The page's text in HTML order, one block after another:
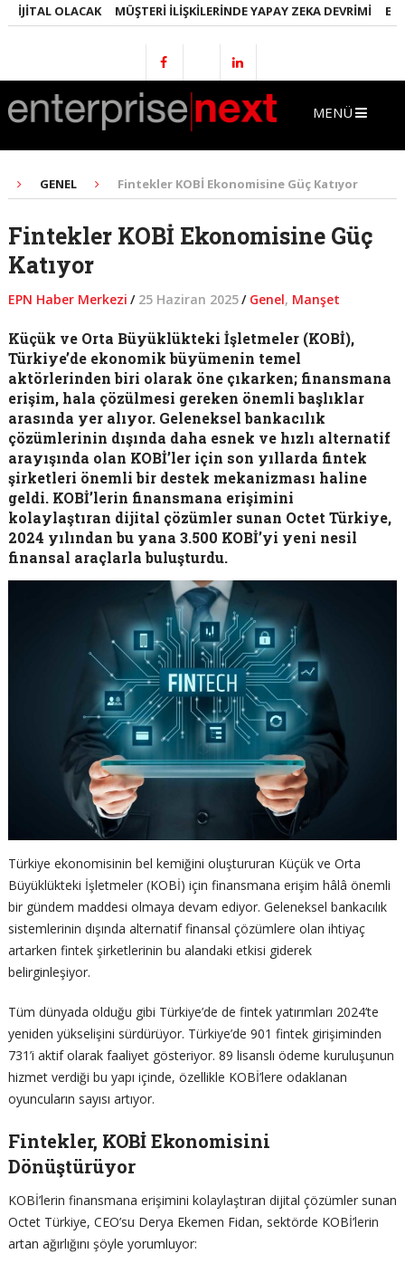
OLACAK MÜŞTERI İLIŞKILERINDE YAPAY ZEKA DEVRIMI
MENÜ
GENEL Fintekler KOBİ Ekonomisine Güç Katıyor
Fintekler KOBİ Ekonomisine Güç
Katıyor
EPN Haber Merkezi / 25 Haziran 2025/ Genel, Manşet
Küçük ve Orta Büyüklükteki İşletmeler (KOBİ),
Türkiye’de ekonomik büyümenin temel
aktörlerinden biri olarak öne çıkarken; finansmana
erişim, hala çözülmesi gereken önemli başlıklar
arasında yer alıyor. Geleneksel bankacılık
çözümlerinin dışında daha esnek ve hızlı alternatif
arayışında olan KOBİ’ler için son yıllarda fintek
şirketleri önemli bir destek mekanizması haline
geldi. KOBİ’lerin finansmana erişimini
kolaylaştıran dijital çözümler sunan Octet Türkiye,
2024 yılından bu yana 3.500 KOBİ’yi yeni nesil
finansal araçlarla buluşturdu.
Türkiye ekonomisinin bel kemiğini oluştururan Küçük ve Orta
Büyüklükteki İşletmeler (KOBİ) için finansmana erişim hâlâ önemli
bir gündem maddesi olmaya devam ediyor. Geleneksel bankacılık
sistemlerinin dışında alternatif finansal çözümlere olan ihtiyaç
artarken fintek şirketlerinin bu alandaki etkisi giderek
belirginleşiyor.
Tüm dünyada olduğu gibi Türkiye’de de fintek yatırımları 2024’te
yeniden yükselişini sürdürüyor. Türkiye’de 901 fintek girişiminden
731’i aktif olarak faaliyet gösteriyor. 89 lisanslı ödeme kuruluşunun
hizmet verdiği bu yapı içinde, özellikle KOBİ’lere odaklanan
oyuncuların sayısı artıyor.
Fintekler, KOBİ Ekonomisini
Dönüştürüyor
KOBİ’lerin finansmana erişimini kolaylaştıran dijital çözümler sunan
Octet Türkiye, CEO’su Derya Ekemen Fidan, sektörde KOBİ’lerin
artan ağırlığını şöyle yorumluyor: